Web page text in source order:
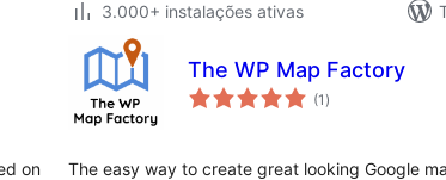
3.000+ instalações ativas
on
The WP Map Factory
(1 avaliações
totais
)
The easy way to create great looking Google